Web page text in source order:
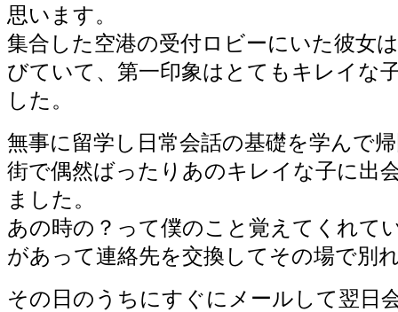
思います。
集合した空港の受付ロビーにいた彼女
びていて、第一印象はとてもキレイな
した。
無事に留学し日常会話の基礎を学んで
街で偶然ばったりあのキレイな子に出
ました。
あの時の？って僕のこと覚えてくれて
があって連絡先を交換してその場で別
その日のうちにすぐにメールして翌日